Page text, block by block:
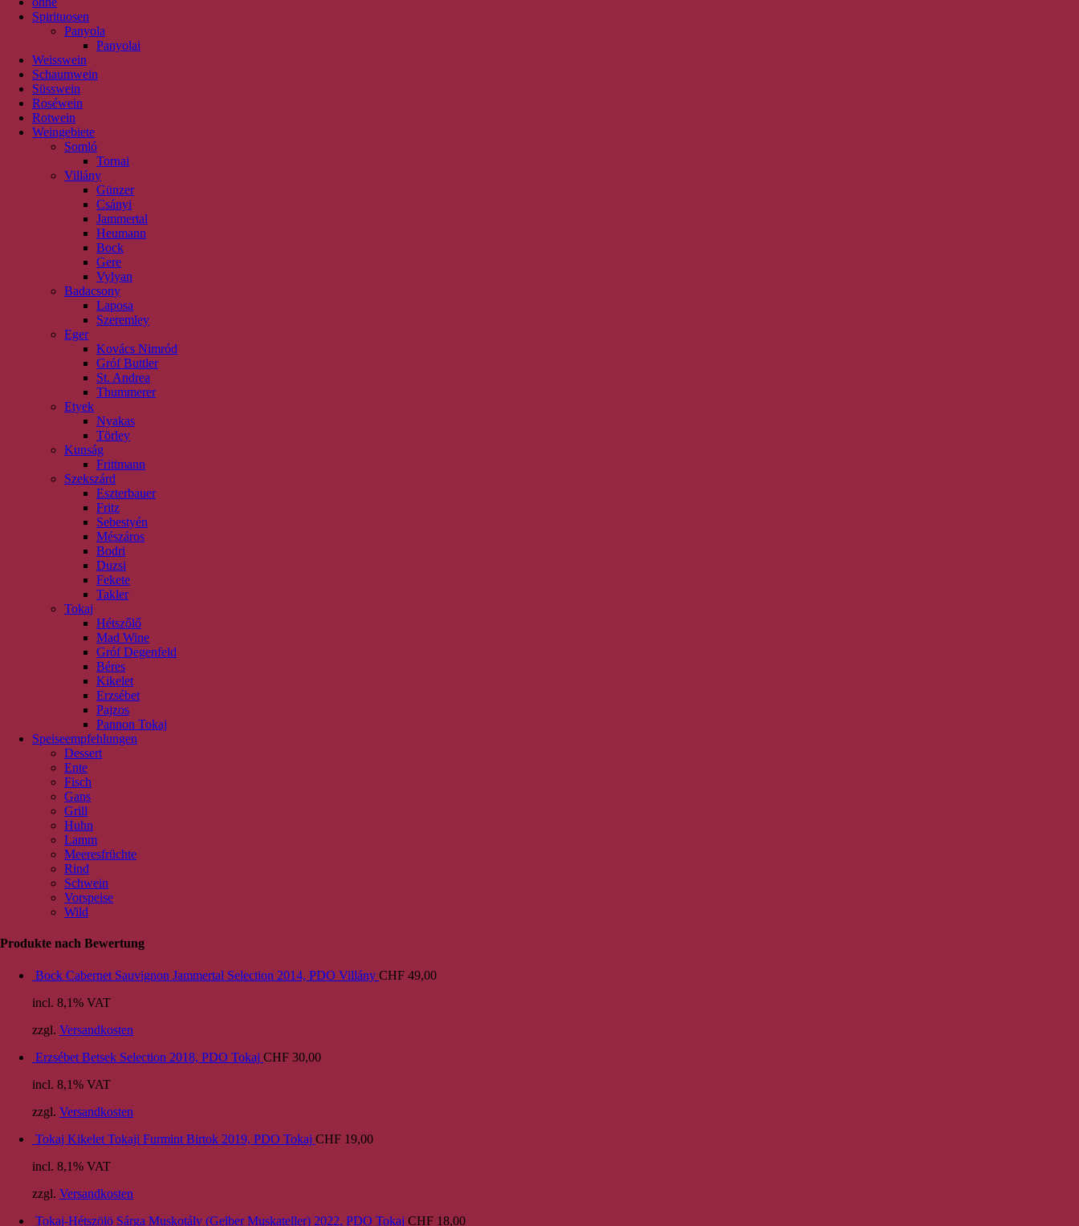
Spirituosen
Panyola
Panyolai
Weisswein
Schaumwein
Süsswein
Roséwein
Rotwein
Weingebiete
Somló
Tornai
Villány
Günzer
Csányi
Jammertal
Heumann
Bock
Gere
Vylyan
Badacsony
Laposa
Szeremley
Eger
Kovács Nimród
Gróf Buttler
St. Andrea
Thummerer
Etyek
Nyakas
Törley
Kunság
Frittmann
Szekszárd
Eszterbauer
Fritz
Sebestyén
Mészáros
Bodri
Duzsi
Fekete
Takler
Tokaj
Hétszőlő
Mad Wine
Gróf Degenfeld
Béres
Kikelet
Erzsébet
Pajzos
Pannon Tokaj
Speiseempfehlungen
Dessert
Ente
Fisch
Gans
Grill
Huhn
Lamm
Meeresfrüchte
Rind
Schwein
Vorspeise
Wild
Produkte nach Bewertung
Bock Cabernet Sauvignon Jammertal Selection 2014, PDO Villány CHF 49,00
incl. 8,1% VAT
zzgl. Versandkosten
Erzsébet Betsek Selection 2018, PDO Tokaj CHF 30,00
incl. 8,1% VAT
zzgl. Versandkosten
Tokaj Kikelet Tokaji Furmint Birtok 2019, PDO Tokaj CHF 19,00
incl. 8,1% VAT
zzgl. Versandkosten
Tokaj-Hétszölö Sárga Muskotály (Gelber Muskateller) 2022, PDO Tokaj CHF 18,00